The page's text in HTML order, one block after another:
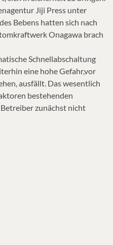
Jiji Press unter
Bebens hatten sich nach
Onagawa brach
Schnellabschaltung
eine hohe Gefahr,vor
ausfällt. Das wesentlich
bestehenden
zunächst nicht